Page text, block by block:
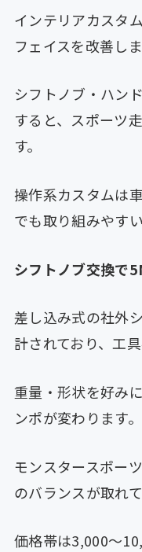
インテリアカスタ
フェイスを改善しま
シフトノブ・ハン
すると、スポーツ
す。
操作系カスタムは
でも取り組みやす
シフトノブ交換で
差し込み式の社外
計されており、工
重量・形状を好み
ンポが変わります。
モンスタースポー
のバランスが取れ
価格帯は3,000〜